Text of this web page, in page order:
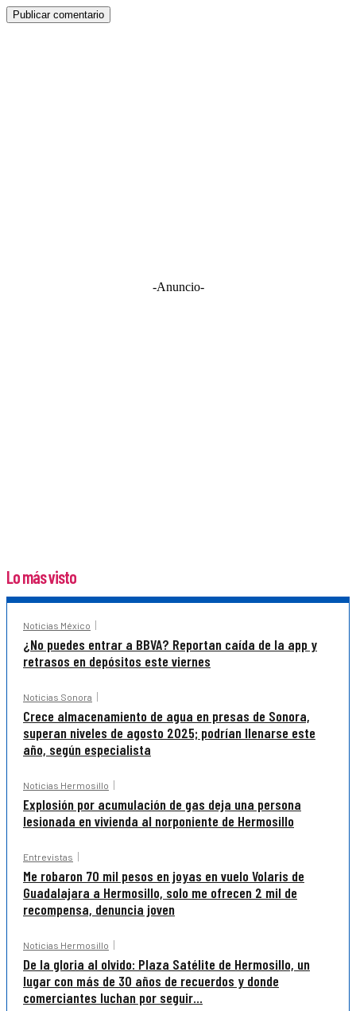
-Anuncio-
Lo más visto
Noticias México
¿No puedes entrar a BBVA? Reportan caída de la app y
retrasos en depósitos este viernes
Noticias Sonora
Crece almacenamiento de agua en presas de Sonora,
superan niveles de agosto 2025; podrían llenarse este
año, según especialista
Noticias Hermosillo
Explosión por acumulación de gas deja una persona
lesionada en vivienda al norponiente de Hermosillo
Entrevistas
Me robaron 70 mil pesos en joyas en vuelo Volaris de
Guadalajara a Hermosillo, solo me ofrecen 2 mil de
recompensa, denuncia joven
Noticias Hermosillo
De la gloria al olvido: Plaza Satélite de Hermosillo, un
lugar con más de 30 años de recuerdos y donde
comerciantes luchan por seguir...